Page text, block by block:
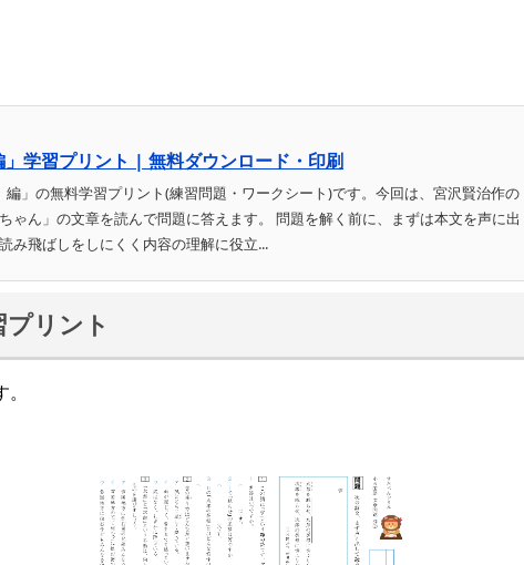
学習プリント | 無料ダウンロード・印刷
」の無料学習プリント(練習問題・ワークシート)です。今回は、宮沢賢治作の
ゃん」の文章を読んで問題に答えます。 問題を解く前に、まずは本文を声に出
み飛ばしをしにくく内容の理解に役立...
リント